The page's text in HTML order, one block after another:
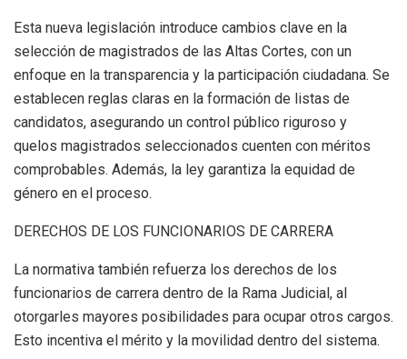
Esta nueva legislación introduce cambios clave en la
selección de magistrados de las Altas Cortes, con un
enfoque en la transparencia y la participación ciudadana. Se
establecen reglas claras en la formación de listas de
candidatos, asegurando un control público riguroso y
quelos magistrados seleccionados cuenten con méritos
comprobables. Además, la ley garantiza la equidad de
género en el proceso.
DERECHOS DE LOS FUNCIONARIOS DE CARRERA
La normativa también refuerza los derechos de los
funcionarios de carrera dentro de la Rama Judicial, al
otorgarles mayores posibilidades para ocupar otros cargos.
Esto incentiva el mérito y la movilidad dentro del sistema.